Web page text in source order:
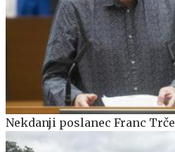
Nekdanji poslanec Franc